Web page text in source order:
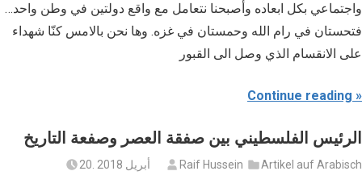
واجتماعي بكل ابعاده وأصبحنا نتعامل مع واقع دولتين في وطن واحد…
فتحستان في رام الله وحمستان في غزه. وها نحن بالامس كنّا شهداء
على الانقسام الذي وصل الى القبور
Continue reading
الرئيس الفلسطيني بين صفقة العصر وصفعة التاريخ
20. أبريل 2018 Raif Hussein Artikel auf Arabisch